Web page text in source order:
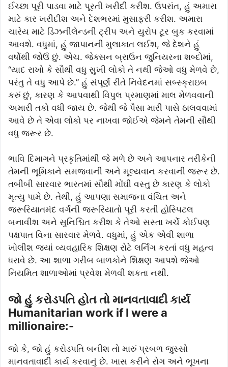
ઈચ્છા પૂરી પાડવા માટે પૂરતી ખરીદી કરીશ. ઉપરાંત, હું અમારા
માટે કાર ખરીદીશ અને દેશભરમાં મુસાફરી કરીશ. અમારા
ચારેય માટે ડિઝનીલેન્ડની ટ્રીપ અને યુરોપ ટૂર બુક કરવામાં
આવશે. વધુમાં, હું જાપાનની મુલાકાત લઈશ, જે દેશને હું
વર્ષોથી જોઉં છું. એચ. જેક્સન બ્રાઉન જુનિયરના શબ્દોમાં,
“યાદ રાખો કે સૌથી વધુ સુખી લોકો તે નથી જેઓ વધુ મેળવે છે,
પરંતુ તે વધુ આપે છે.” હું સંપૂર્ણ રીતે નિવેદનમાં સબ્સ્ક્રાઇબ
કરું છું, કારણ કે આપવાથી વિપુલ પ્રમાણમાં માલ મેળવવાની
અમારી તકો વધી જાય છે. જેથી જે પૈસા મારી પાસે ઠાલવવામાં
આવે છે તે એવા લોકો પર નાખવા જોઈએ જેમને તેમની સૌથી
વધુ જરૂર છે.
ભાવિ દિમાગને પ્રકૃતિમાંથી જે મળે છે અને આપનાર તરીકેની
તેમની ભૂમિકાને સમજવાની અને મૂલ્યવાન કરવાની જરૂર છે.
તબીબી સારવાર ભારતમાં સૌથી મોંઘી વસ્તુ છે કારણ કે લોકો
મૃત્યુ પામે છે. તેથી, હું આપણા સમાજના વંચિત અને
જરૂરિયાતમંદ વર્ગની જરૂરિયાતો પૂરી કરતી હોસ્પિટલ
બનાવીશ અને સુનિશ્ચિત કરીશ કે તેઓ સસ્તા ખર્ચે કોઈપણ
પક્ષપાત વિના સારવાર મેળવે. વધુમાં, હું એક એવી શાળા
ખોલીશ જ્યાં વ્યવહારિક શિક્ષણ રોટે લર્નિંગ કરતાં વધુ મહત્વ
ધરાવે છે. આ શાળા ગરીબ બાળકોને શિક્ષણ આપશે જેઓ
નિયમિત શાળાઓમાં પ્રવેશ મેળવી શકતા નથી.
જો હું કરોડપતિ હોત તો માનવતાવાદી કાર્ય
Humanitarian work if I were a
millionaire:-
જો કે, જો હું કરોડપતિ બનીશ તો મારું પ્રબળ જુસ્સો
માનવતાવાદી કાર્ય કરવાનું છે. ખાસ કરીને રોગ અને ભૂખના